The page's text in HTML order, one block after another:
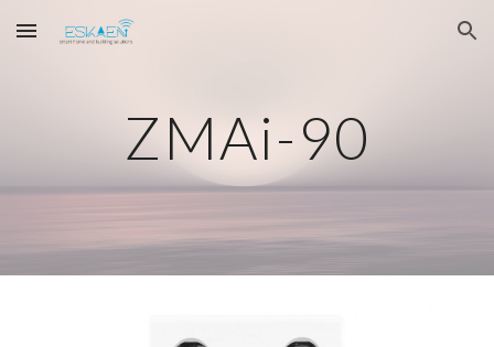
Skip to main content Skip to navigation
ZMAi-90